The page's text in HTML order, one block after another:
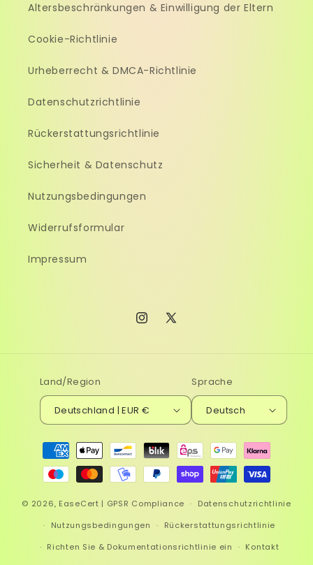
Altersbeschränkungen & Einwilligung der Eltern
Cookie-Richtlinie
Urheberrecht & DMCA-Richtlinie
Datenschutzrichtlinie
Rückerstattungsrichtlinie
Sicherheit & Datenschutz
Nutzungsbedingungen
Widerrufsformular
Impressum
Instagram
X
Land/Region
Deutschland | EUR €
Sprache
Deutsch
Zahlungsmethoden
© 2026, EaseCert | GPSR Compliance
Datenschutzrichtlinie
Nutzungsbedingungen
Rückerstattungsrichtlinie
Richten Sie & Dokumentationsrichtlinie ein
Kontakt